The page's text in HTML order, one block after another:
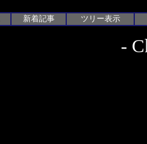
新着記事 ツリー表示
-